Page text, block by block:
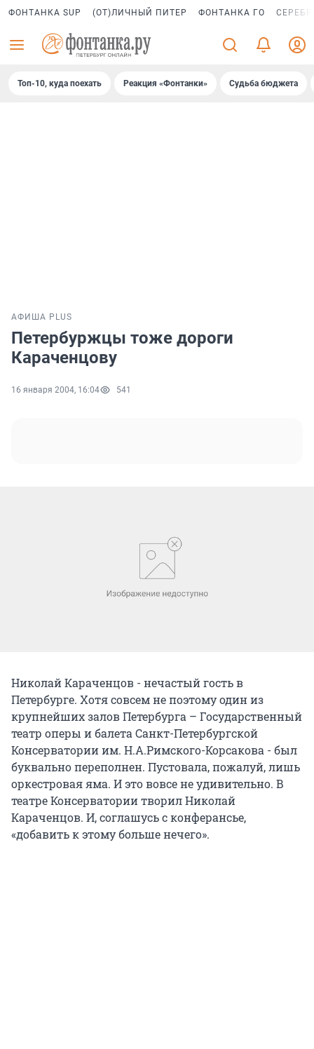
ФОНТАНКА SUP (ОТ)ЛИЧНЫЙ ПИТЕР ФОНТАНКА ГО
Топ-10, куда поехать Реакция «Фонтанки» Судьба бюджета
АФИША PLUS
Петербуржцы тоже дороги
Караченцову
16 января 2004, 16:04 541
Николай Караченцов - нечастый гость в
Петербурге. Хотя совсем не поэтому один из
крупнейших залов Петербурга – Государственный
театр оперы и балета Санкт-Петербургской
Консерватории им. Н.А.Римского-Корсакова - был
буквально переполнен. Пустовала, пожалуй, лишь
оркестровая яма. И это вовсе не удивительно. В
театре Консерватории творил Николай
Караченцов. И, соглашусь с конферансье,
«добавить к этому больше нечего».